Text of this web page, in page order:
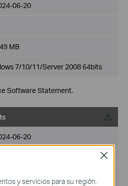
06-20
MB
7/10/11/Server 2008 64bits
Software Statement.
06-20
MBy servicios para su región.
Close